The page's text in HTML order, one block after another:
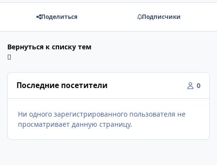
Поделиться Подписчики
Вернуться к списку тем
Последние посетители 0
Ни одного зарегистрированного пользователя не
просматривает данную страницу.